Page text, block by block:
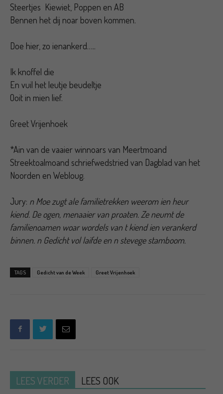
Steertjes Kiewiet, Poppen en AB
Bennen het dij noar boven kommen.
Doe hier, zo ienankerd…..
Ik knoffel die
En vuil het leutje beudeltje
Ooit in mien lief.
Greet Vrijenhoek
*Ain van de vaaier winnoars van Meertmoand
Streektoalmoand schriefwedstried van Dagblad van het
Noorden en Webloug.
Jury: n Moe zugt ale familietrekken weerom ien heur
kiend. De ogen, menaaier van proaten. Ze neumt de
familienoamen woar wordels van t kiend ien verankerd
binnen. n Gedicht vol laifde en n stevege stamboom.
TAGS Gedicht van de Week Greet Vrijenhoek
LEES VERDER LEES OOK